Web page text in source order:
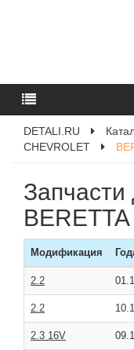
DETALI.RU
CHEVROLET
Модификация
2.2
2.2
2.3 16V